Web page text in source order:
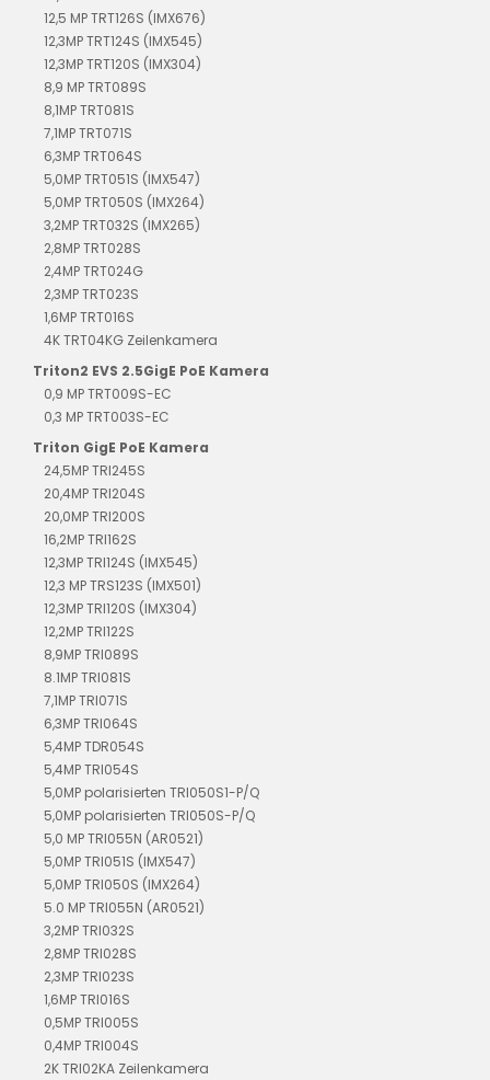
12,5 MP TRT126S (IMX676)
12,3MP TRT124S (IMX545)
12,3MP TRT120S (IMX304)
8,9 MP TRT089S
8,1MP TRT081S
7,1MP TRT071S
6,3MP TRT064S
5,0MP TRT051S (IMX547)
5,0MP TRT050S (IMX264)
3,2MP TRT032S (IMX265)
2,8MP TRT028S
2,4MP TRT024G
2,3MP TRT023S
1,6MP TRT016S
4K TRT04KG Zeilenkamera
Triton2 EVS 2.5GigE PoE Kamera
0,9 MP TRT009S-EC
0,3 MP TRT003S-EC
Triton GigE PoE Kamera
24,5MP TRI245S
20,4MP TRI204S
20,0MP TRI200S
16,2MP TRI162S
12,3MP TRI124S (IMX545)
12,3 MP TRS123S (IMX501)
12,3MP TRI120S (IMX304)
12,2MP TRI122S
8,9MP TRI089S
8.1MP TRI081S
7,1MP TRI071S
6,3MP TRI064S
5,4MP TDR054S
5,4MP TRI054S
5,0MP polarisierten TRI050S1-P/Q
5,0MP polarisierten TRI050S-P/Q
5,0 MP TRI055N (AR0521)
5,0MP TRI051S (IMX547)
5,0MP TRI050S (IMX264)
5.0 MP TRI055N (AR0521)
3,2MP TRI032S
2,8MP TRI028S
2,3MP TRI023S
1,6MP TRI016S
0,5MP TRI005S
0,4MP TRI004S
2K TRI02KA Zeilenkamera